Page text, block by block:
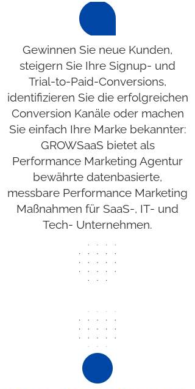
Gewinnen Sie neue Kunden,
steigern Sie Ihre Signup- und
Trial-to-Paid-Conversions,
identifizieren Sie die erfolgreichen
Conversion Kanäle oder machen
Sie einfach Ihre Marke bekannter:
GROWSaaS bietet als
Performance Marketing Agentur
bewährte datenbasierte,
messbare Performance Marketing
Maßnahmen für SaaS-, IT- und
Tech- Unternehmen.